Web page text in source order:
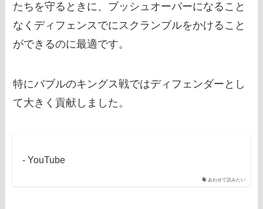
たちを守るときに、プッシュオーバーになること
なくディフェンスでにスクランブルをかけること
ができるのに最適です。
特にバブルのキングス戦ではディフェンダーとし
て大きく貢献しました。
あわせて読みたい
- YouTube